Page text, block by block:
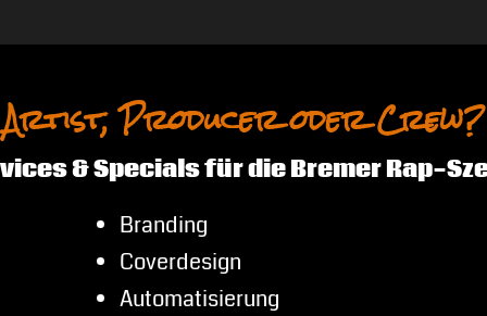
Artist, Producer oder Crew?
& Specials für die Bremer Rap-
Branding
Coverdesign
Automatisierung